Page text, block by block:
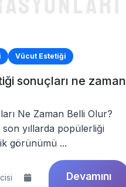
Vücut Estetiği
sonuçları ne zaman
Ne Zaman Belli Olur?
son yıllarda popülerliği
görünümü ...
Devamını